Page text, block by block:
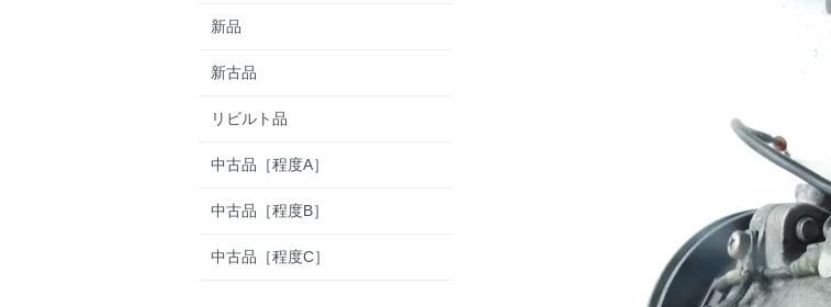
新品
新古品
リビルト品
中古品［程度A］
中古品［程度B］
中古品［程度C］